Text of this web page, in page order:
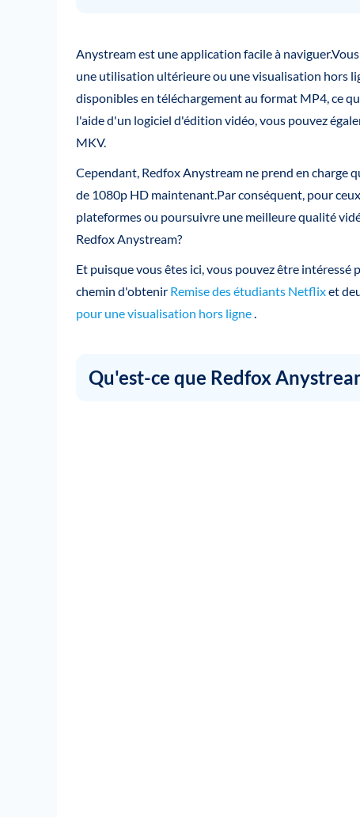
Anystream est une application facile à
une utilisation ultérieure ou une visualisation hors
disponibles en téléchargement au format MP4, ce
l'aide d'un logiciel d'édition vidéo, vous pouvez
MKV.
Cependant, Redfox Anystream ne prend en charge
de 1080p HD maintenant.Par conséquent, pour
plateformes ou poursuivre une meilleure qualité
Redfox Anystream?
Et puisque vous êtes ici, vous pouvez être intéressé
chemin d'obtenir Remise des étudiants Netflixet
pour une visualisation hors ligne.
Qu'est-ce que Redfox